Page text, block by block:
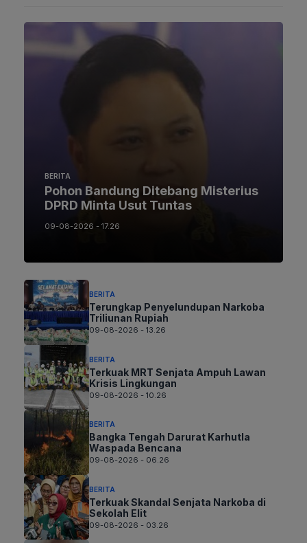
BERITA
Pohon Bandung Ditebang Misterius
DPRD Minta Usut Tuntas
09-08-2026 - 17.26
BERITA
Terungkap Penyelundupan Narkoba
Triliunan Rupiah
09-08-2026 - 13.26
BERITA
Terkuak MRT Senjata Ampuh Lawan
Krisis Lingkungan
09-08-2026 - 10.26
BERITA
Bangka Tengah Darurat Karhutla
Waspada Bencana
09-08-2026 - 06.26
BERITA
Terkuak Skandal Senjata Narkoba di
Sekolah Elit
09-08-2026 - 03.26